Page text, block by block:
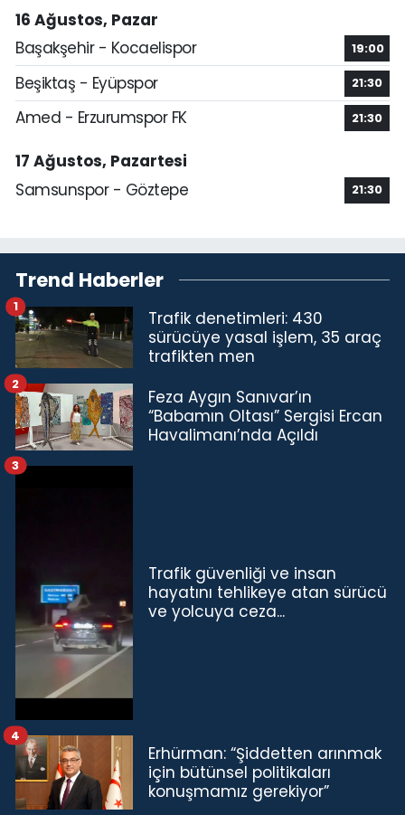
16 Ağustos, Pazar
Başakşehir - Kocaelispor
19:00
Beşiktaş - Eyüpspor 21:30
Amed - Erzurumspor FK 21:30
17 Ağustos, Pazartesi
Samsunspor - Göztepe
21:30
Trend Haberler
Trafik denetimleri: 430
sürücüye yasal işlem, 35 araç
trafikten men
1
Feza Aygın Sanıvar’ın
“Babamın Oltası” Sergisi Ercan
Havalimanı’nda Açıldı
2
Trafik güvenliği ve insan
hayatını tehlikeye atan sürücü
ve yolcuya ceza...
3
Erhürman: “Şiddetten arınmak
için bütünsel politikaları
konuşmamız gerekiyor”
4